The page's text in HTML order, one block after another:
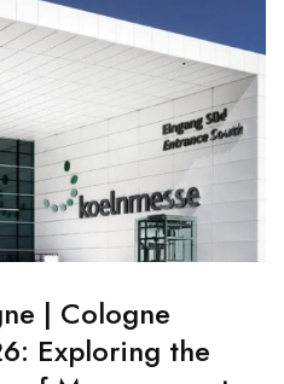
| Cologne
Exploring the